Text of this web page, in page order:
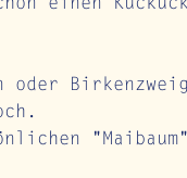
einen
oder